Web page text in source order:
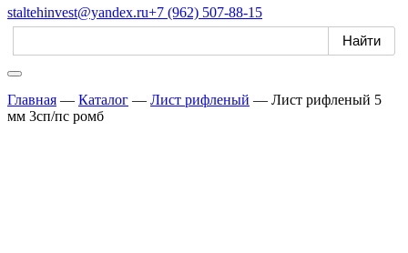
staltehinvest@yandex.ru+7 (962) 507-88-15
Главная — Каталог — Лист рифленый — Лист рифленый 5
мм 3сп/пс ромб